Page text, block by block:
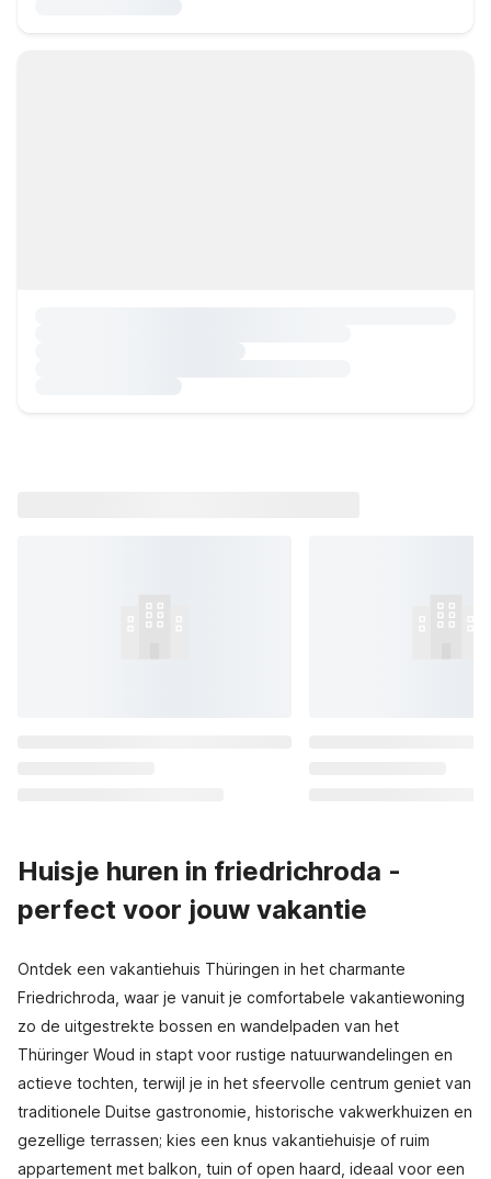
Huisje huren in friedrichroda -
perfect voor jouw vakantie
Ontdek een vakantiehuis Thüringen in het charmante
Friedrichroda, waar je vanuit je comfortabele vakantiewoning
zo de uitgestrekte bossen en wandelpaden van het
Thüringer Woud in stapt voor rustige natuurwandelingen en
actieve tochten, terwijl je in het sfeervolle centrum geniet van
traditionele Duitse gastronomie, historische vakwerkhuizen en
gezellige terrassen; kies een knus vakantiehuisje of ruim
appartement met balkon, tuin of open haard, ideaal voor een